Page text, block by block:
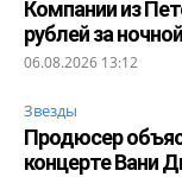
Компании из
рублей за
06.08.2026 13:12
Звезды
Продюсер
концерте Вани